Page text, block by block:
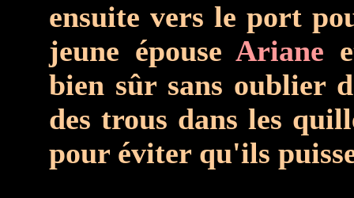
ensuite vers le port
jeune épouseAriane
bien sûr sans oublier
des trous dans les
pour éviter qu'ils